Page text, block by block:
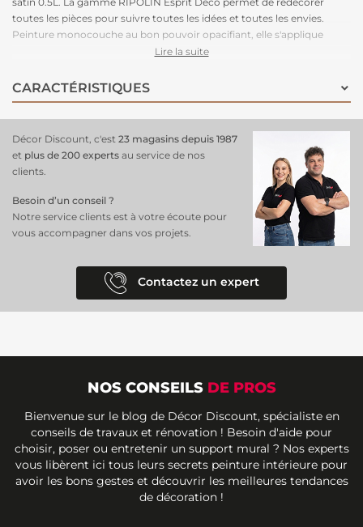
toutes les pièces pour suivre toutes les idées et toutes les envies.
Peinture monocouche au bon pouvoir opacifiant, elle s'applique
facilement sur les murs, les boiseries et les radiateurs.
Lire la suite
CARACTÉRISTIQUES
Décor Discount, c'est 23 magasins depuis 1987
et plus de 200 experts au service de nos
clients.
Besoin d’un conseil ?
Notre service clients est à votre écoute pour
vous accompagner dans vos projets.
Contactez un expert
NOS CONSEILS DE PROS
Bienvenue sur le blog de Décor Discount, spécialiste en
conseils de travaux et rénovation ! Besoin d'aide pour
choisir, poser ou entretenir un support mural ? Nos experts
vous libèrent ici tous leurs secrets peinture intérieure pour
avoir les bons gestes et découvrir les meilleures tendances
de décoration !